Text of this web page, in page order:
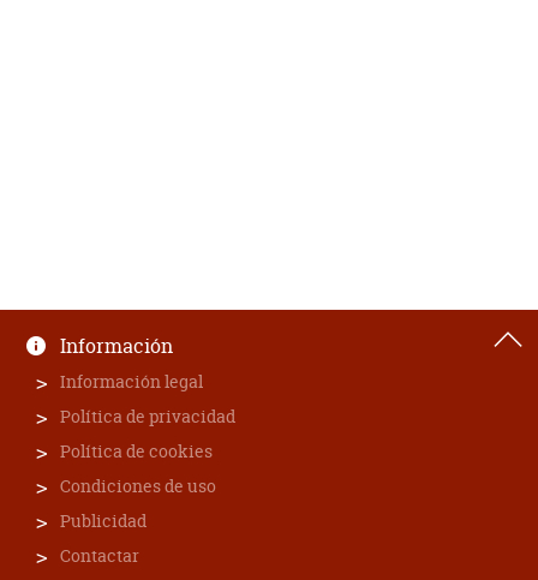
Información
Información legal
Política de privacidad
Política de cookies
Condiciones de uso
Publicidad
Contactar